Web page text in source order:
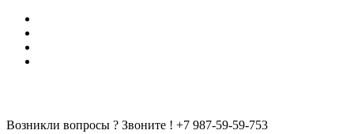
Возникли вопросы ? Звоните ! +7 987-59-59-753